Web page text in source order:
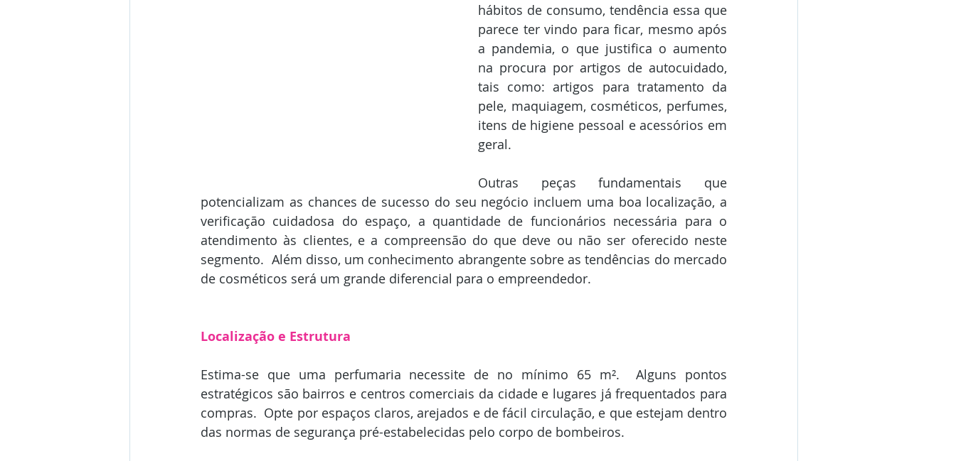
hábitos de consumo, tendência essa que
parece ter vindo para ficar, mesmo após
a pandemia, o que justifica o aumento
na procura por artigos de autocuidado,
tais como: artigos para tratamento da
pele, maquiagem, cosméticos, perfumes,
itens de higiene pessoal e acessórios em
geral.
Outras peças fundamentais que
potencializam as chances de sucesso do seu negócio incluem uma boa localização, a
verificação cuidadosa do espaço, a quantidade de funcionários necessária para o
atendimento às clientes, e a compreensão do que deve ou não ser oferecido neste
segmento.  Além disso, um conhecimento abrangente sobre as tendências do mercado
de cosméticos será um grande diferencial para o empreendedor.
Localização e Estrutura
Estima-se que uma perfumaria necessite de no mínimo 65 m².  Alguns pontos
estratégicos são bairros e centros comerciais da cidade e lugares já frequentados para
compras.  Opte por espaços claros, arejados e de fácil circulação, e que estejam dentro
das normas de segurança pré-estabelecidas pelo corpo de bombeiros.